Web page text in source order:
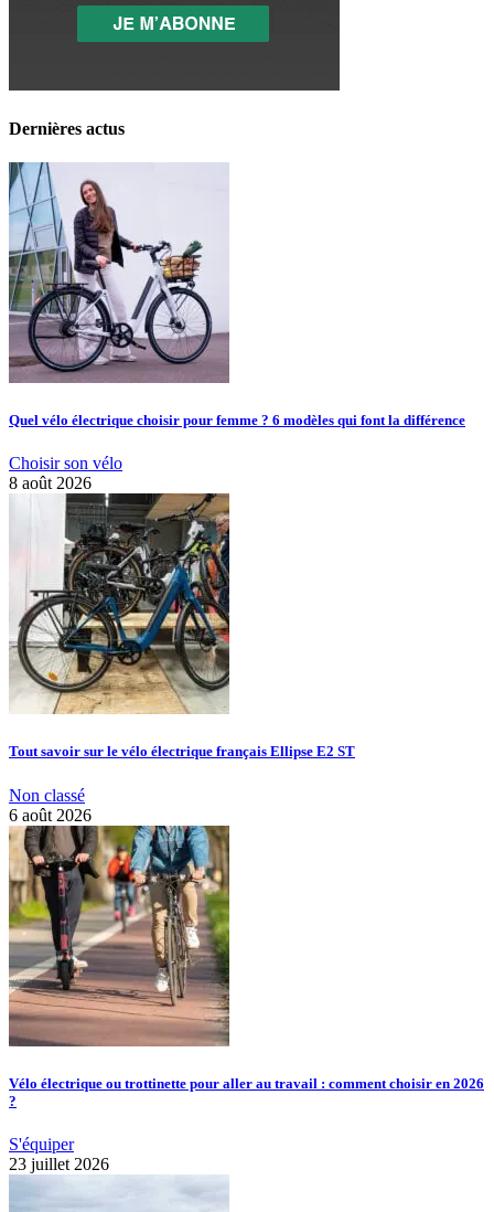
Dernières actus
Quel vélo électrique choisir pour femme ? 6 modèles qui font la différence
Choisir son vélo
8 août 2026
Tout savoir sur le vélo électrique français Ellipse E2 ST
Non classé
6 août 2026
Vélo électrique ou trottinette pour aller au travail : comment choisir en 2026
?
S'équiper
23 juillet 2026